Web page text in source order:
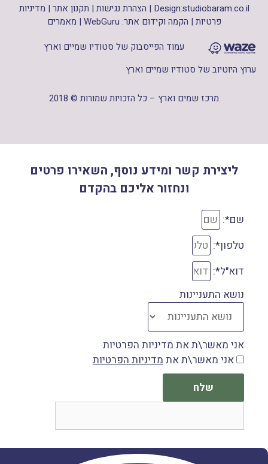
Design:studiobaram.co.il
| הצהרת נגישות | תקנון אתר | מדיניות
פרטיות | הקמה וקידום אתר: WebGuru | מאמרים
עמוד הפייסבוק של סטודיו שמיים וארץ
ערוץ היוטיוב של סטודיו שמיים וארץ
מרכז שמים וארץ – כל הזכויות שמורות © 2018
ליצירת קשר ומידע נוסף, השאירו פרטים
ונחזור אליכם בהקדם
שם*:
טלפון*:
דוא"ל*:
נושא התעניינות
אני מאשר\ת את מדיניות הפרטיות
אני מאשר\ת את מדיניות הפרטיות
שלח